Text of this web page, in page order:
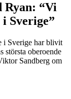
Ryan: “Vi
Sverige”
i Sverige har blivit
största oberoende
Sandberg om